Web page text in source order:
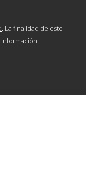
. La finalidad de este